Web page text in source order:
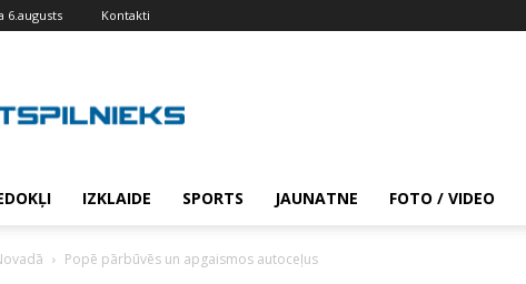
6.augusts Kontakti
IZKLAIDE SPORTS JAUNATNE FOTO / VIDEO
Popē pārbūvēs un apgaismos autoceļus